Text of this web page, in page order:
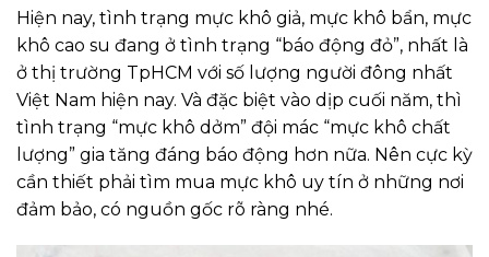
Hiện nay, tình trạng mực khô giả, mực khô bẩn, mực
khô cao su đang ở tình trạng “báo động đỏ”, nhất là
ở thị trường TpHCM với số lượng người đông nhất
Việt Nam hiện nay. Và đặc biệt vào dịp cuối năm, thì
tình trạng “mực khô dởm” đội mác “mực khô chất
lượng” gia tăng đáng báo động hơn nữa. Nên cực kỳ
cần thiết phải tìm mua mực khô uy tín ở những nơi
đảm bảo, có nguồn gốc rõ ràng nhé.